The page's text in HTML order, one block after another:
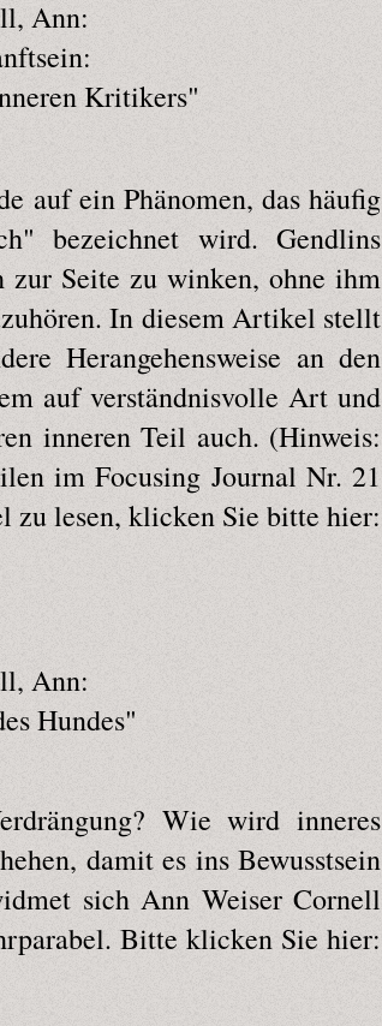
Ann:
Kritikers"
auf ein Phänomen, das häufig
bezeichnet wird. Gendlins
zur Seite zu winken, ohne ihm
In diesem Artikel stellt
Herangehensweise an den
auf verständnisvolle Art und
inneren Teil auch. (Hinweis:
im Focusing Journal Nr. 21
zu lesen, klicken Sie bitte hier:
Ann:
Hundes"
Wie wird inneres
damit es ins Bewusstsein
sich Ann Weiser Cornell
Bitte klicken Sie hier: